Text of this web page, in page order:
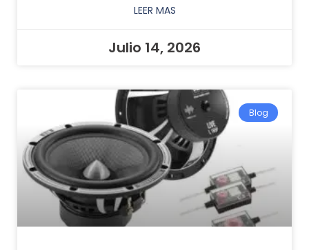
LEER MAS
Julio 14, 2026
Blog